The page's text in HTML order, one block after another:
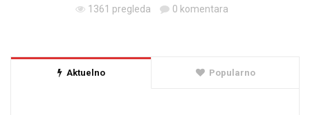
1361 pregleda 0 komentara
Aktuelno Popularno